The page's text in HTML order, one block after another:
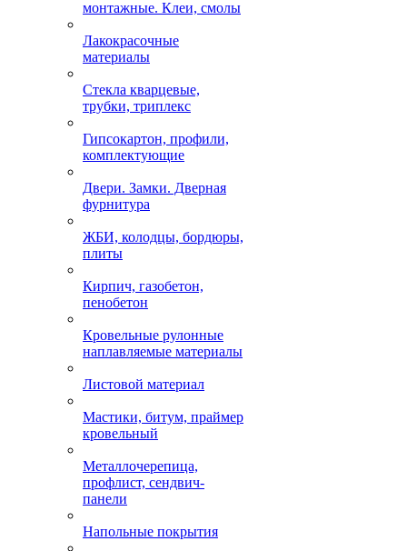
монтажные. Клеи, смолы
Лакокрасочные
материалы
Стекла кварцевые,
трубки, триплекс
Гипсокартон, профили,
комплектующие
Двери. Замки. Дверная
фурнитура
ЖБИ, колодцы, бордюры,
плиты
Кирпич, газобетон,
пенобетон
Кровельные рулонные
наплавляемые материалы
Листовой материал
Мастики, битум, праймер
кровельный
Металлочерепица,
профлист, сендвич-
панели
Напольные покрытия